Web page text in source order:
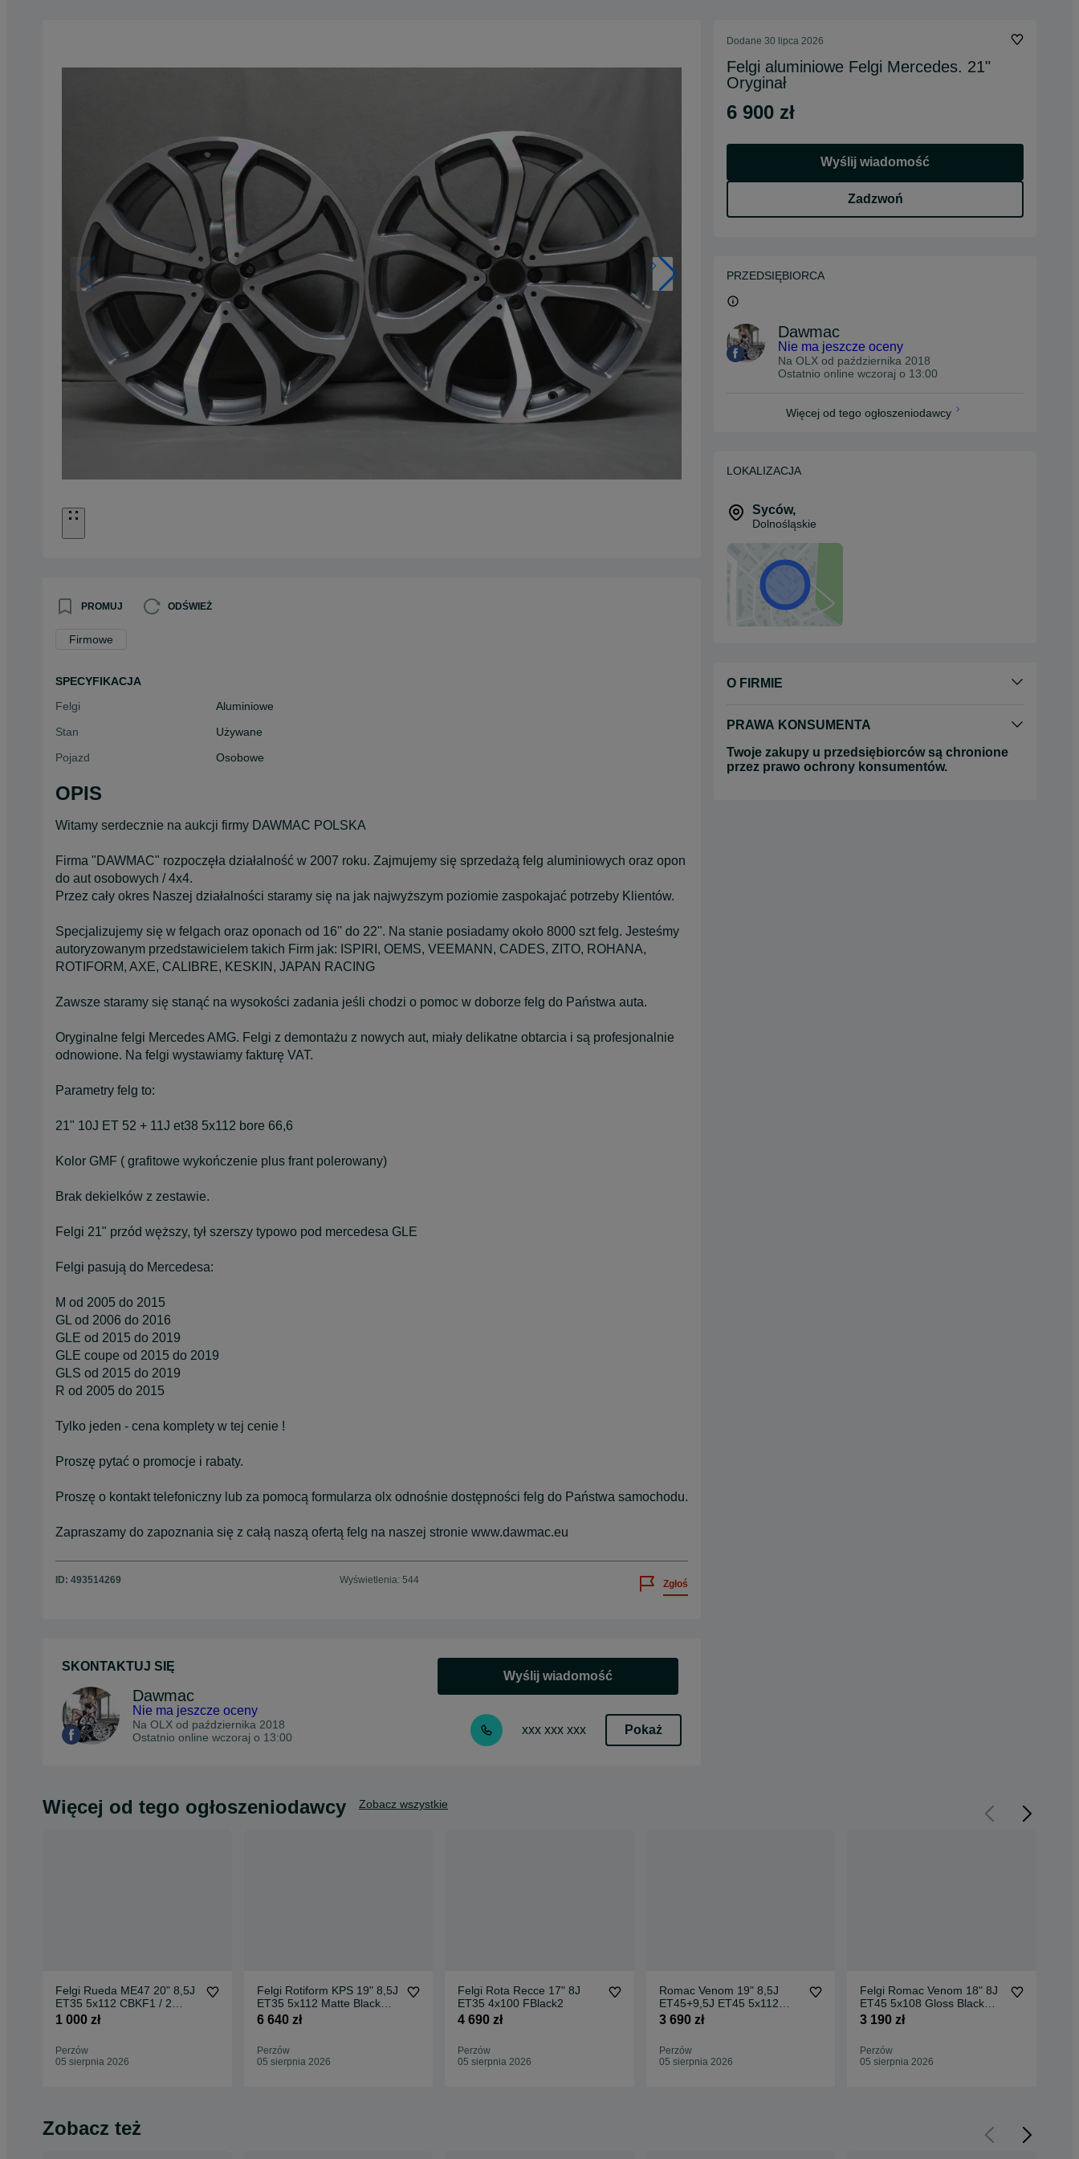
PROMUJ ODŚWIEŻ
Firmowe
SPECYFIKACJA
Felgi
Aluminiowe
Stan
Używane
Pojazd
Osobowe
OPIS
Witamy serdecznie na aukcji firmy DAWMAC POLSKA
Firma "DAWMAC" rozpoczęła działalność w 2007 roku. Zajmujemy się sprzedażą felg aluminiowych oraz opon
do aut osobowych / 4x4.
Przez cały okres Naszej działalności staramy się na jak najwyższym poziomie zaspokajać potrzeby Klientów.
Specjalizujemy się w felgach oraz oponach od 16'' do 22''. Na stanie posiadamy około 8000 szt felg. Jesteśmy
autoryzowanym przedstawicielem takich Firm jak: ISPIRI, OEMS, VEEMANN, CADES, ZITO, ROHANA,
ROTIFORM, AXE, CALIBRE, KESKIN, JAPAN RACING
Zawsze staramy się stanąć na wysokości zadania jeśli chodzi o pomoc w doborze felg do Państwa auta.
Oryginalne felgi Mercedes AMG. Felgi z demontażu z nowych aut, miały delikatne obtarcia i są profesjonalnie
odnowione. Na felgi wystawiamy fakturę VAT.
Parametry felg to:
21" 10J ET 52 + 11J et38 5x112 bore 66,6
Kolor GMF ( grafitowe wykończenie plus frant polerowany)
Brak dekielków z zestawie.
Felgi 21" przód węższy, tył szerszy typowo pod mercedesa GLE
Felgi pasują do Mercedesa:
M od 2005 do 2015
GL od 2006 do 2016
GLE od 2015 do 2019
GLE coupe od 2015 do 2019
GLS od 2015 do 2019
R od 2005 do 2015
Tylko jeden - cena komplety w tej cenie !
Proszę pytać o promocje i rabaty.
Proszę o kontakt telefoniczny lub za pomocą formularza olx odnośnie dostępności felg do Państwa samochodu.
Zapraszamy do zapoznania się z całą naszą ofertą felg na naszej stronie www.dawmac.eu
ID: 493514269 Wyświetlenia: 544 Zgłoś
SKONTAKTUJ SIĘ
Dawmac
Nie ma jeszcze oceny
Na OLX od października 2018
Ostatnio online wczoraj o 13:00
Wyślij wiadomość
xxx xxx xxx Pokaż
Dodane 30 lipca 2026
Felgi aluminiowe Felgi Mercedes. 21"
Oryginał
6 900 zł
Wyślij wiadomość
Zadzwoń
PRZEDSIĘBIORCA
Dawmac
Nie ma jeszcze oceny
Na OLX od października 2018
Ostatnio online wczoraj o 13:00
Więcej od tego ogłoszeniodawcy
LOKALIZACJA
Syców,
Dolnośląskie
O FIRMIE
PRAWA KONSUMENTA
Twoje zakupy u przedsiębiorców są chronione
przez prawo ochrony konsumentów.
Więcej od tego ogłoszeniodawcy Zobacz wszystkie
Felgi Rueda ME47 20" 8,5J
ET35 5x112 CBKF1 / 2
sztuki
1 000 zł
Perzów
05 sierpnia 2026
Felgi Rotiform KPS 19" 8,5J
ET35 5x112 Matte Black
Face w/ Gloss
6 640 zł
Perzów
05 sierpnia 2026
Felgi Rota Recce 17" 8J
ET35 4x100 FBlack2
4 690 zł
Perzów
05 sierpnia 2026
Romac Venom 19" 8,5J
ET45+9,5J ET45 5x112
Gloss Black Polished Face
3 690 zł
Perzów
05 sierpnia 2026
Felgi Romac Venom 18" 8J
ET45 5x108 Gloss Black
Polished Face
3 190 zł
Perzów
05 sierpnia 2026
Zobacz też